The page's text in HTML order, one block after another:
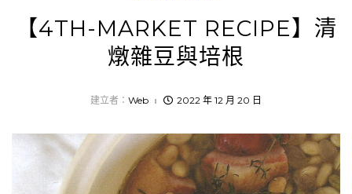
【4TH-MARKET RECIPE】清
燉雜豆與培根
建立者： Web 2022 年 12 月 20 日